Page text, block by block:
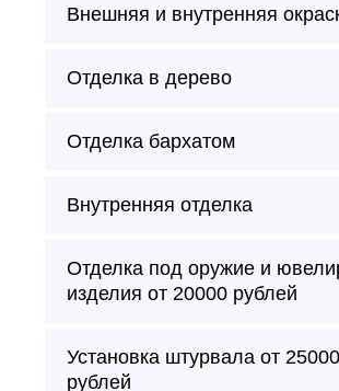
Внешняя и внутренняя
Отделка в дерево
Отделка бархатом
Внутренняя отделка
Отделка под оружие и
изделия от 20000 рублей
Установка штурвала от 25000
рублей